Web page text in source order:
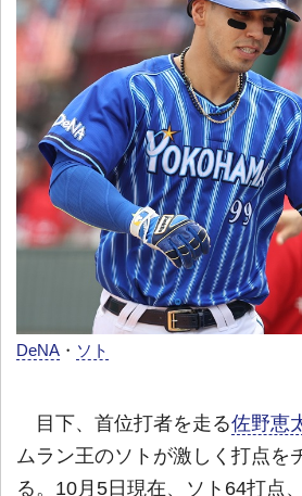
DeNA ・ ソト
目下、首位打者を走る佐野恵
ムラン王のソトが激しく打点を
る。10月5日現在、ソト64打点